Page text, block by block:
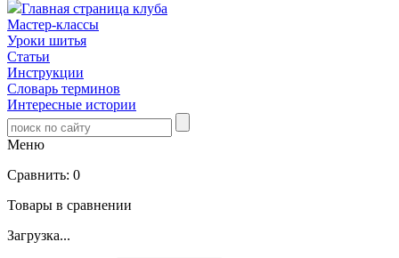
Главная страница клуба
Мастер-классы
Уроки шитья
Статьи
Инструкции
Словарь терминов
Интересные истории
Меню
Сравнить: 0
Товары в сравнении
Загрузка...